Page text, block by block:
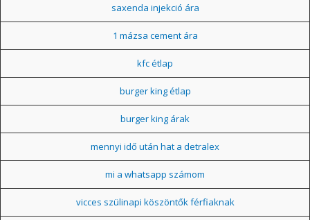
saxenda injekció ára
1 mázsa cement ára
kfc étlap
burger king étlap
burger king árak
mennyi idő után hat a detralex
mi a whatsapp számom
vicces szülinapi köszöntők férfiaknak